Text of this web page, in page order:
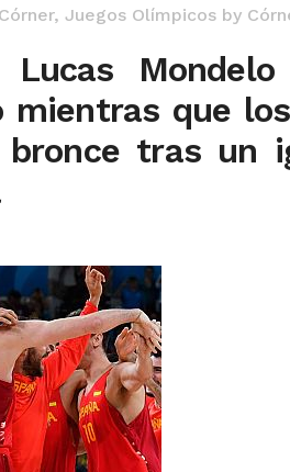
Córner, Juegos Olímpicos by
mientras que
tras un